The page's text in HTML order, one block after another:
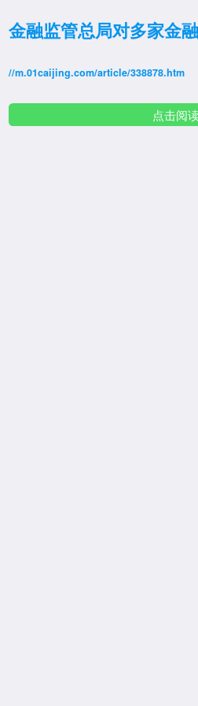
金融监管总局对多家金
//m.01caijing.com/article/338878.htm
点击阅